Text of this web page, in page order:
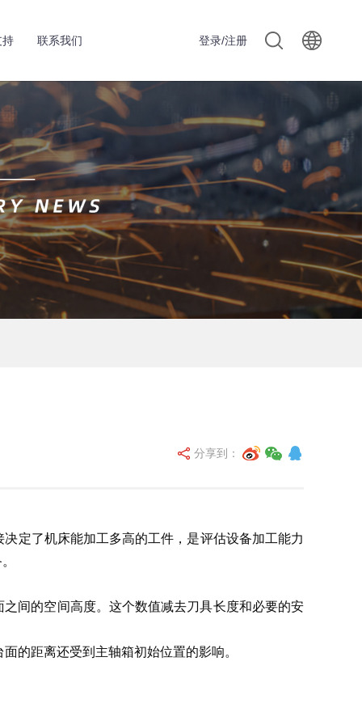
持 联系我们 登录/注册
分享到：
定了机床能加工多高的工件，是评估设备加工能力
间的空间高度。这个数值减去刀具长度和必要的安
的距离还受到主轴箱初始位置的影响。